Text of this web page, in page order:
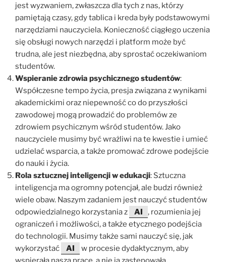
jest wyzwaniem, zwłaszcza dla tych z nas, którzy
pamiętają czasy, gdy tablica i kreda były podstawowymi
narzędziami nauczyciela. Konieczność ciągłego uczenia
się obsługi nowych narzędzi i platform może być
trudna, ale jest niezbędna, aby sprostać oczekiwaniom
studentów.
Wspieranie zdrowia psychicznego studentów:
Współczesne tempo życia, presja związana z wynikami
akademickimi oraz niepewność co do przyszłości
zawodowej mogą prowadzić do problemów ze
zdrowiem psychicznym wśród studentów. Jako
nauczyciele musimy być wrażliwi na te kwestie i umieć
udzielać wsparcia, a także promować zdrowe podejście
do nauki i życia.
Rola sztucznej inteligencji w edukacji: Sztuczna
inteligencja ma ogromny potencjał, ale budzi również
wiele obaw. Naszym zadaniem jest nauczyć studentów
odpowiedzialnego korzystania z
AI
, rozumienia jej
ograniczeń i możliwości, a także etycznego podejścia
do technologii. Musimy także sami nauczyć się, jak
wykorzystać
AI
w procesie dydaktycznym, aby